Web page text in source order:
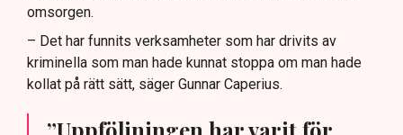
omsorgen.
– Det har funnits verksamheter som har drivits av
kriminella som man hade kunnat stoppa om man hade
kollat på rätt sätt, säger Gunnar Caperius.